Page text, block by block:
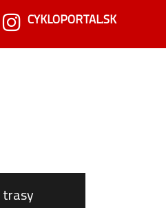
CYKLOPORTAL.SK
trasy